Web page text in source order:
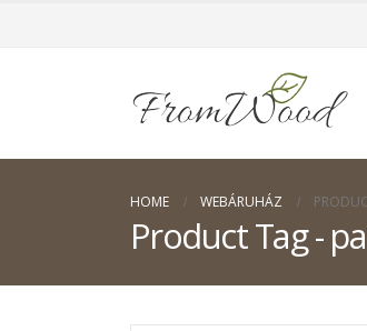
HOME WEBÁRUHÁZ
Product Tag -